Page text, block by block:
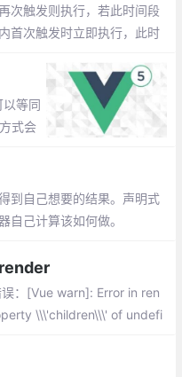
次触发则执行，若此时间段
首次触发时立即执行，此时
等同
式会
等
到自己想要的结果。声明式
自己计算该如何做。
：[Vue warn]: Error in ren
\\\'children\\\' of undefi